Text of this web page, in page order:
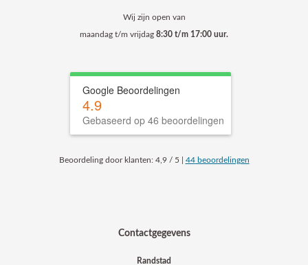
Wij zijn open van
maandag t/m vrijdag 8:30 t/m 17:00 uur.
Google Beoordelingen
4.9
Gebaseerd op 46 beoordelingen
Beoordelingdoor klanten: 4,9/ 5 44beoordelingen
Contactgegevens
Randstad